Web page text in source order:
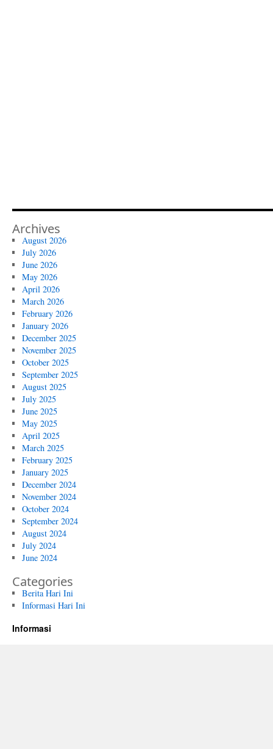
Archives
August 2026
July 2026
June 2026
May 2026
April 2026
March 2026
February 2026
January 2026
December 2025
November 2025
October 2025
September 2025
August 2025
July 2025
June 2025
May 2025
April 2025
March 2025
February 2025
January 2025
December 2024
November 2024
October 2024
September 2024
August 2024
July 2024
June 2024
Categories
Berita Hari Ini
Informasi Hari Ini
Informasi